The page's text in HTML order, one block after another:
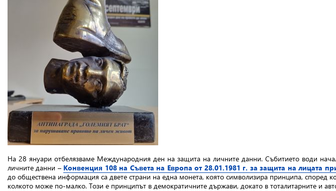
На 28 януари отбелязваме Международния ден на защита на личните данни. Събитието води
личните данни – Конвенция 108 на Съвета на Европа от 28.01.1981 г. за защита на лицата
до обществена информация са двете страни на една монета, която символизира принципа, според
колкото може по-малко. Този е принципът в демократичните държави, докато в тоталитарните и